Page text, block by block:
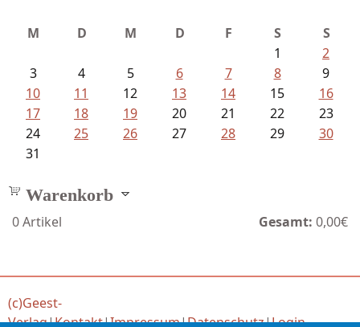
M D M D F S
S
1
2
3
4 5 6 7 8
9
10
11 12 13 14 15
16
17
18 19 20 21 22
23
24
25 26 27 28 29
30
31
Warenkorb
0Artikel Gesamt: 0,00€
(c)Geest-
Verlag|Kontakt|Impressum|Datenschutz|Login